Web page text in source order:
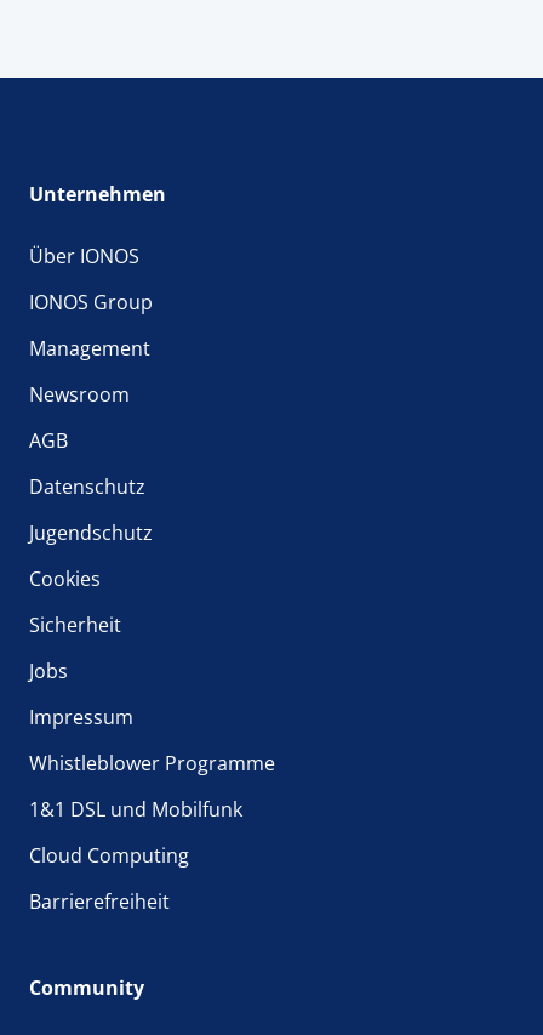
Unternehmen
Über IONOS
IONOS Group
Management
Newsroom
AGB
Datenschutz
Jugendschutz
Cookies
Sicherheit
Jobs
Impressum
Whistleblower Programme
1&1 DSL und Mobilfunk
Cloud Computing
Barrierefreiheit
Community